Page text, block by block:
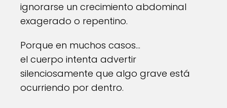
ignorarse un crecimiento abdominal
exagerado o repentino.
Porque en muchos casos…
el cuerpo intenta advertir
silenciosamente que algo grave está
ocurriendo por dentro.